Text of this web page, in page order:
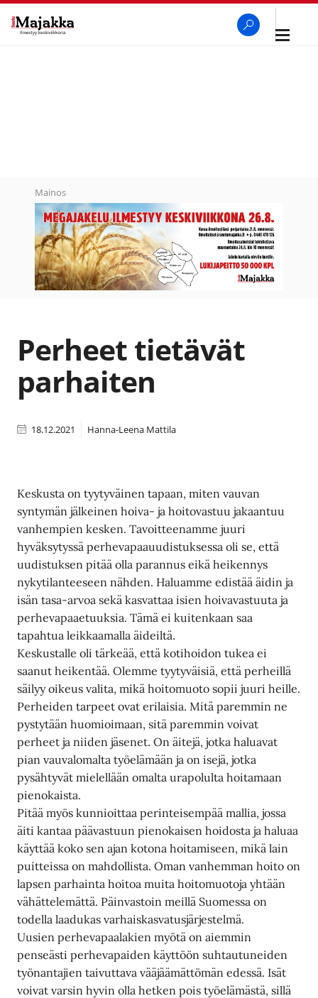
Avaa
Mainos
Perheet tietävät
parhaiten
18.12.2021 Hanna-Leena Mattila
Keskusta on tyytyväinen tapaan, miten vauvan
syntymän jälkeinen hoiva- ja hoitovastuu jakaantuu
vanhempien kesken. Tavoitteenamme juuri
hyväksytyssä perhevapaauudistuksessa oli se, että
uudistuksen pitää olla parannus eikä heikennys
nykytilanteeseen nähden. Haluamme edistää äidin ja
isän tasa-arvoa sekä kasvattaa isien hoivavastuuta ja
perhevapaaetuuksia. Tämä ei kuitenkaan saa
tapahtua leikkaamalla äideiltä.
Keskustalle oli tärkeää, että kotihoidon tukea ei
saanut heikentää. Olemme tyytyväisiä, että perheillä
säilyy oikeus valita, mikä hoitomuoto sopii juuri heille.
Perheiden tarpeet ovat erilaisia. Mitä paremmin ne
pystytään huomioimaan, sitä paremmin voivat
perheet ja niiden jäsenet. On äitejä, jotka haluavat
pian vauvalomalta työelämään ja on isejä, jotka
pysähtyvät mielellään omalta urapolulta hoitamaan
pienokaista.
Pitää myös kunnioittaa perinteisempää mallia, jossa
äiti kantaa päävastuun pienokaisen hoidosta ja haluaa
käyttää koko sen ajan kotona hoitamiseen, mikä lain
puitteissa on mahdollista. Oman vanhemman hoito on
lapsen parhainta hoitoa muita hoitomuotoja yhtään
vähättelemättä. Päinvastoin meillä Suomessa on
todella laadukas varhaiskasvatusjärjestelmä.
Uusien perhevapaalakien myötä on aiemmin
penseästi perhevapaiden käyttöön suhtautuneiden
työnantajien taivuttava vääjäämättömän edessä. Isät
voivat varsin hyvin olla hetken pois työelämästä, sillä